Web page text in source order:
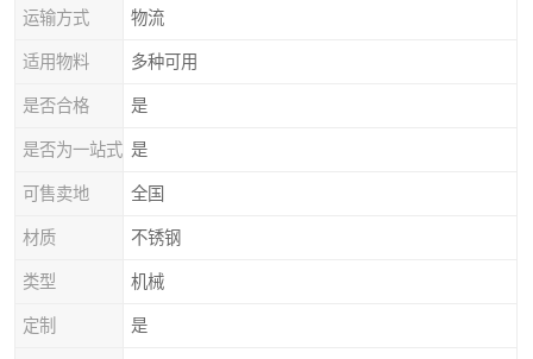
运输方式 物流
适用物料 多种可用
是否合格 是
是否为一站式 是
可售卖地 全国
材质 不锈钢
类型 机械
定制 是